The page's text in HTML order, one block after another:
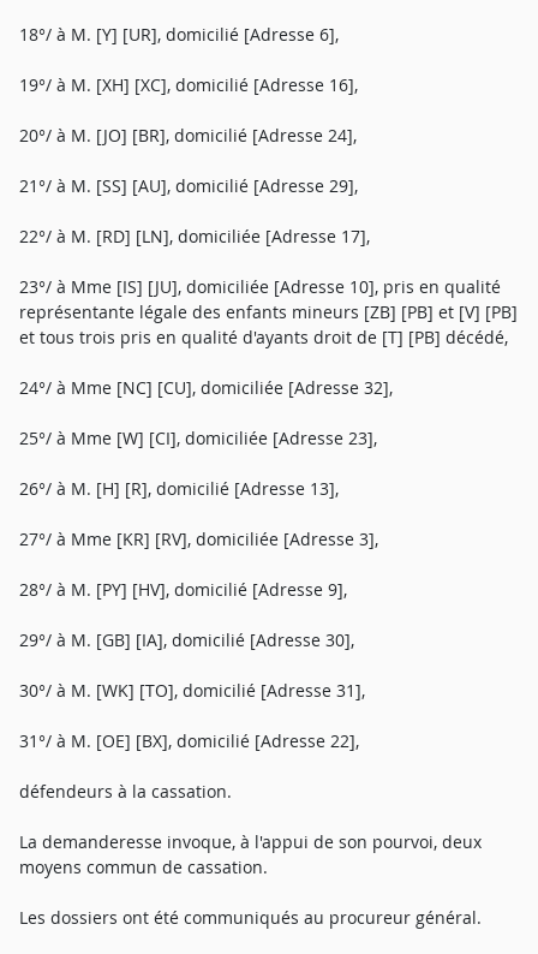
18°/ à M. [Y] [UR], domicilié [Adresse 6],
19°/ à M. [XH] [XC], domicilié [Adresse 16],
20°/ à M. [JO] [BR], domicilié [Adresse 24],
21°/ à M. [SS] [AU], domicilié [Adresse 29],
22°/ à M. [RD] [LN], domiciliée [Adresse 17],
23°/ à Mme [IS] [JU], domiciliée [Adresse 10], pris en qualité
représentante légale des enfants mineurs [ZB] [PB] et [V] [PB]
et tous trois pris en qualité d'ayants droit de [T] [PB] décédé,
24°/ à Mme [NC] [CU], domiciliée [Adresse 32],
25°/ à Mme [W] [CI], domiciliée [Adresse 23],
26°/ à M. [H] [R], domicilié [Adresse 13],
27°/ à Mme [KR] [RV], domiciliée [Adresse 3],
28°/ à M. [PY] [HV], domicilié [Adresse 9],
29°/ à M. [GB] [IA], domicilié [Adresse 30],
30°/ à M. [WK] [TO], domicilié [Adresse 31],
31°/ à M. [OE] [BX], domicilié [Adresse 22],
défendeurs à la cassation.
La demanderesse invoque, à l'appui de son pourvoi, deux
moyens commun de cassation.
Les dossiers ont été communiqués au procureur général.